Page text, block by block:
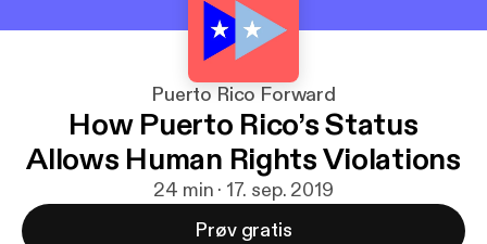
Puerto Rico Forward
How Puerto Rico’s Status
Allows Human Rights Violations
24 min · 17. sep. 2019
Prøv gratis